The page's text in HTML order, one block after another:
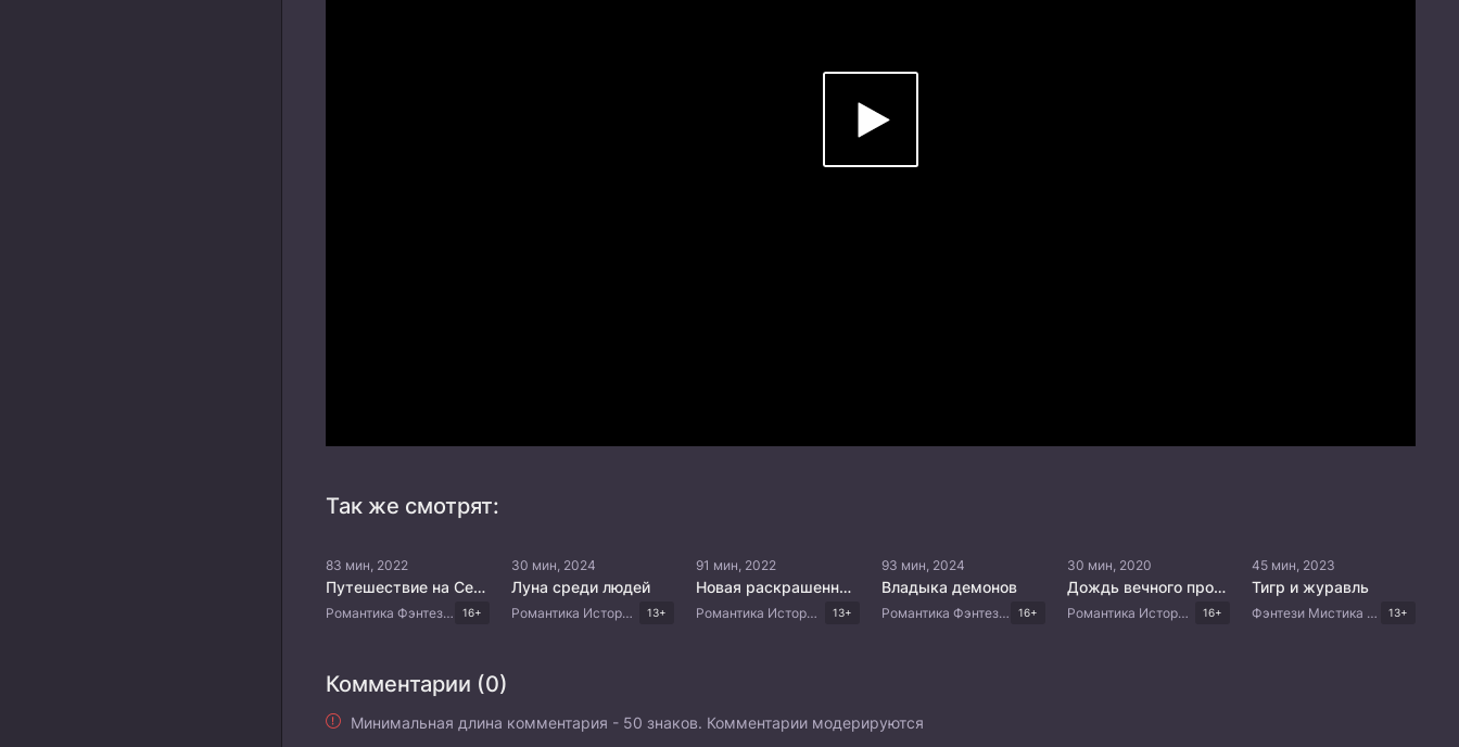
Так же смотрят:
83 мин, 2022
Путешествие на Север
Романтика Фэнтези Боевые искусства Китайские дорамы 16+
30 мин, 2024
Луна среди людей
Романтика Исторический Боевик Фэнтези Китайские дорамы 13+
91 мин, 2022
Новая раскрашенная кожа
Романтика Исторический Боевик Фэнтези Китайские дорамы 13+
93 мин, 2024
Владыка демонов
Романтика Фэнтези Приключения Китайские дорамы 16+
30 мин, 2020
Дождь вечного процветания
Романтика Исторический Фэнтези Приключения Китайские дорамы 16+
45 мин, 2023
Тигр и журавль
Фэнтези Мистика Боевые искусства Китайские дорамы 13+
Комментарии (0)
Минимальная длина комментария - 50 знаков. Комментарии модерируются